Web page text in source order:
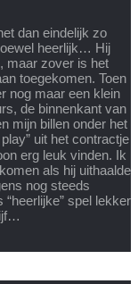
dan eindelijk zo
heerlijk… Hij
maar zover is het
toegekomen. Toen
nog maar een klein
de binnenkant van
mijn billen onder het
uit het contractje
erg leuk vinden. Ik
als hij uithaalde
nog steeds
spel lekker